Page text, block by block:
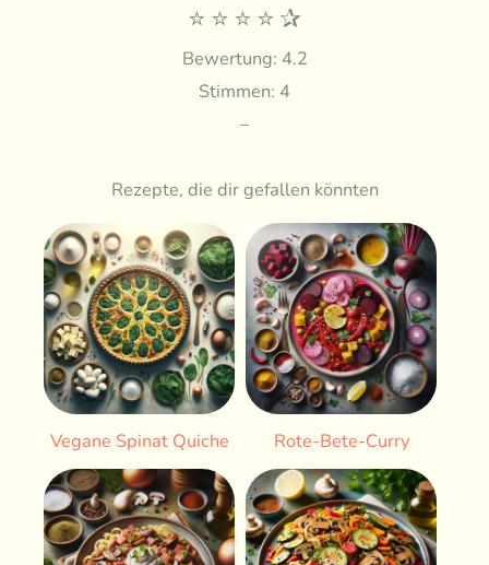
⭐ ⭐ ⭐ ⭐ ✰
Bewertung: 4.2
Stimmen: 4
–
Rezepte, die dir gefallen könnten
Vegane Spinat Quiche Rote-Bete-Curry